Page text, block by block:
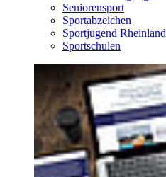
Seniorensport
Sportabzeichen
Sportjugend Rheinland
Sportschulen